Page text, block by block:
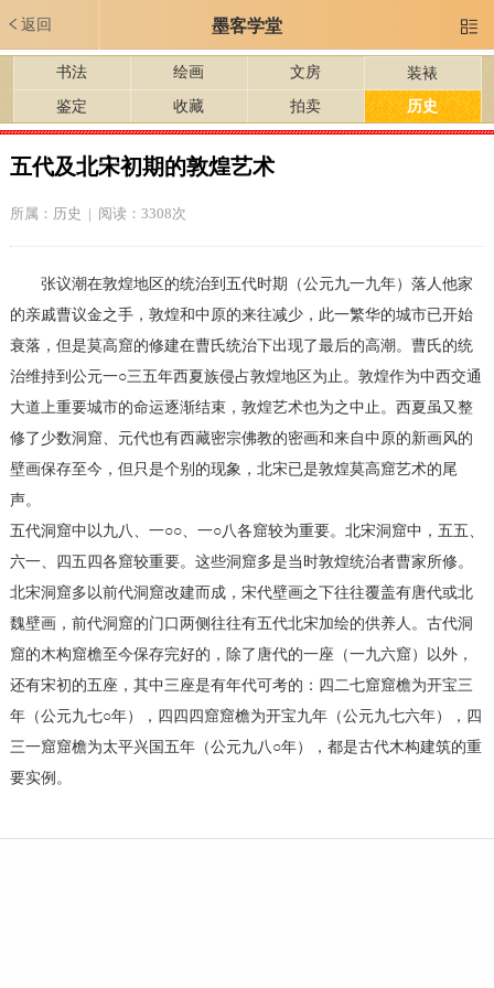
返回 墨客学堂 
书法 绘画 文房
装裱
鉴定
收藏 拍卖 历史
五代及北宋初期的敦煌艺术
所属： 历史 | 阅读：3308次
张议潮在敦煌地区的统治到五代时期（公元九一九年）落人他家
的亲戚曹议金之手，敦煌和中原的来往减少，此一繁华的城市已开始
衰落，但是莫高窟的修建在曹氏统治下出现了最后的高潮。曹氏的统
治维持到公元一○三五年西夏族侵占敦煌地区为止。敦煌作为中西交通
大道上重要城市的命运逐渐结束，敦煌艺术也为之中止。西夏虽又整
修了少数洞窟、元代也有西藏密宗佛教的密画和来自中原的新画风的
壁画保存至今，但只是个别的现象，北宋已是敦煌莫高窟艺术的尾
声。
五代洞窟中以九八、一○○、一○八各窟较为重要。北宋洞窟中，五五、
六一、四五四各窟较重要。这些洞窟多是当时敦煌统治者曹家所修。
北宋洞窟多以前代洞窟改建而成，宋代壁画之下往往覆盖有唐代或北
魏壁画，前代洞窟的门口两侧往往有五代北宋加绘的供养人。古代洞
窟的木构窟檐至今保存完好的，除了唐代的一座（一九六窟）以外，
还有宋初的五座，其中三座是有年代可考的：四二七窟窟檐为开宝三
年（公元九七○年），四四四窟窟檐为开宝九年（公元九七六年），四
三一窟窟檐为太平兴国五年（公元九八○年），都是古代木构建筑的重
要实例。